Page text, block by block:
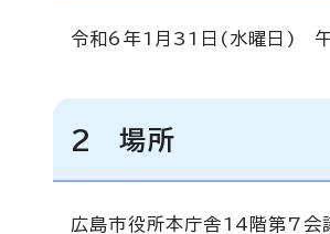
令和6年1月31日(水曜日)
2 場所
広島市役所本庁舎14階第7会